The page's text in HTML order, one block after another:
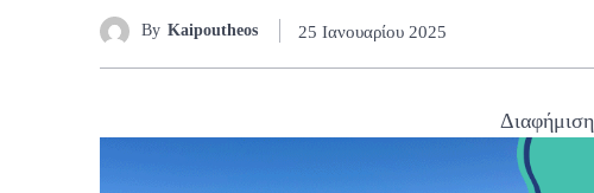
By Kaipoutheos 25 Ιανουαρίου 2025
Διαφήμιση